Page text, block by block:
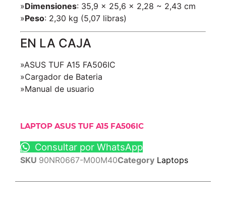
»Dimensiones: 35,9 x 25,6 x 2,28 ~ 2,43 cm
»Peso: 2,30 kg (5,07 libras)
EN LA CAJA
»ASUS TUF A15 FA506IC
»Cargador de Bateria
»Manual de usuario
LAPTOP ASUS TUF A15 FA506IC
Consultar por WhatsApp
SKU 90NR0667-M00M40Category Laptops